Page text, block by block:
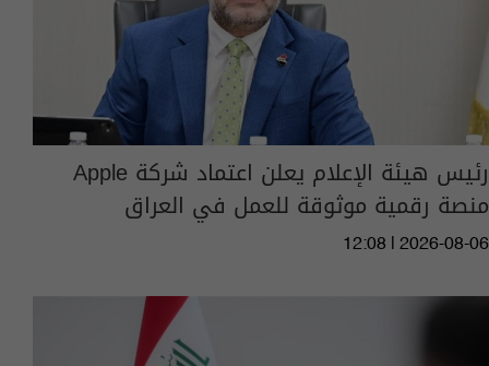
رئيس هيئة الإعلام يعلن اعتماد شركة Apple
منصة رقمية موثوقة للعمل في العراق
12:08 | 2026-08-06